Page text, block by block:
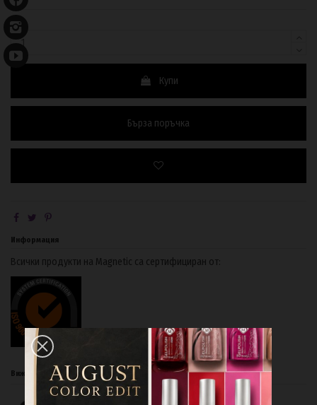
Купи
Бърза поръчка
Информация
Всички продукти на Magnetic са сертифициран от:
Вижте също и: